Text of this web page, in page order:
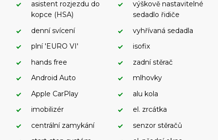
asistent rozjezdu do
kopce (HSA)
denní svícení
plní 'EURO VI'
hands free
Android Auto
Apple CarPlay
imobilizér
centrální zamykání
výškově nastavitelné
sedadlo řidiče
vyhřívaná sedadla
isofix
zadní stěrač
mlhovky
alu kola
el. zrcátka
senzor stěračů